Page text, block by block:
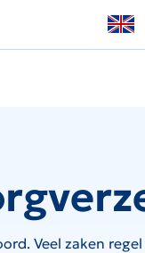
Veel zaken